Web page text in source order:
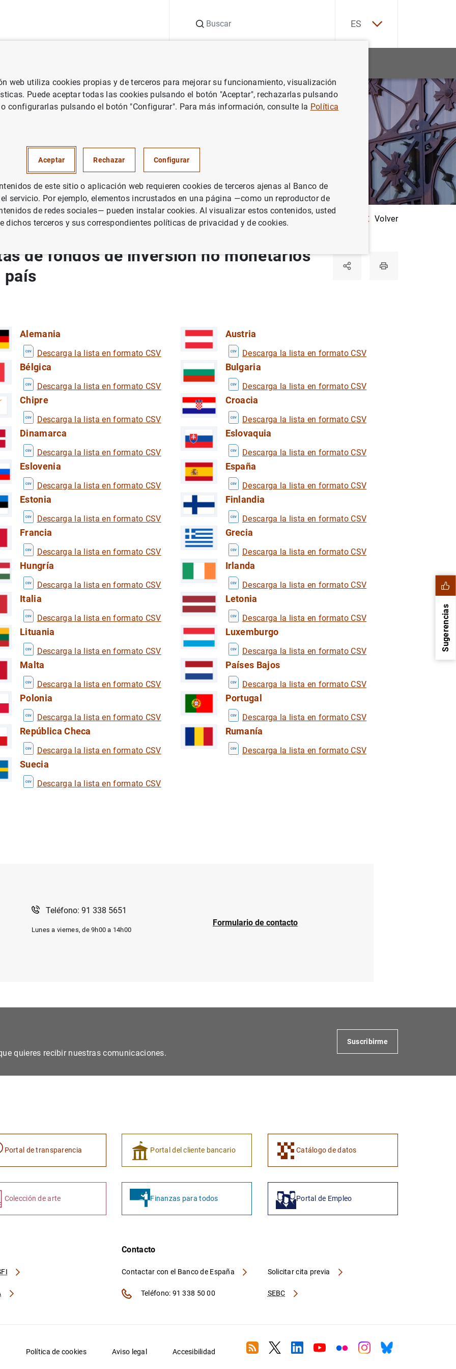
ES
Listas de instituciones financieras Listas de fondos de inversión no monetarios por país Volver
de crédito
de entidades de crédito
viajes al exterior de los turistas residentes en España
(ViME)
(ViME)
en España
Bancaria en España
Hogares (DWA)
los Hogares (DWA)
de fondos de inversión no monetarios
país
Alemania
Descarga la lista en formato CSV
Austria
Descarga la lista en formato CSV
Bélgica
Descarga la lista en formato CSV
Bulgaria
Descarga la lista en formato CSV
Chipre
Descarga la lista en formato CSV
Croacia
Descarga la lista en formato CSV
Dinamarca
Descarga la lista en formato CSV
Eslovaquia
Descarga la lista en formato CSV
Eslovenia
Descarga la lista en formato CSV
España
Descarga la lista en formato CSV
Estonia
Descarga la lista en formato CSV
Finlandia
Descarga la lista en formato CSV
Francia
Descarga la lista en formato CSV
Grecia
Descarga la lista en formato CSV
Hungría
Descarga la lista en formato CSV
Irlanda
Descarga la lista en formato CSV
Italia
Descarga la lista en formato CSV
Letonia
Descarga la lista en formato CSV
Lituania
Descarga la lista en formato CSV
Luxemburgo
Descarga la lista en formato CSV
Malta
Descarga la lista en formato CSV
Países Bajos
Descarga la lista en formato CSV
Polonia
Descarga la lista en formato CSV
Portugal
Descarga la lista en formato CSV
República Checa
Descarga la lista en formato CSV
Rumanía
Descarga la lista en formato CSV
Suecia
Descarga la lista en formato CSV
Teléfono: 91 338 5651
Lunes a viernes, de 9h00 a 14h00
Formulario de contacto
Sugerencias
quieres recibir nuestras comunicaciones.
Suscribirme
Portal de transparencia Portal del cliente bancario Catálogo de datos
Colección de arte Finanzas para todos Portal de Empleo
Contacto
Contactar con el Banco de España
SEBC
Solicitar cita previa
Teléfono: 91 338 50 00
Política de cookies Aviso legal Accesibilidad RSS TwitterLinkedin
YoutubeFlickrInstagram
Bluesky
web utiliza cookies propias y de terceros para mejorar su funcionamiento, visualización
Puede aceptar todas las cookies pulsando el botón "Aceptar", rechazarlas pulsando
o configurarlas pulsando el botón "Configurar". Para más información, consulte la Política
Aceptar Rechazar Configurar
de este sitio o aplicación web requieren cookies de terceros ajenas al Banco de
servicio. Por ejemplo, elementos incrustados en una página —como un reproductor de
de redes sociales— pueden instalar cookies. Al visualizar estos contenidos, usted
dichos terceros y sus correspondientes políticas de privacidad y de cookies.